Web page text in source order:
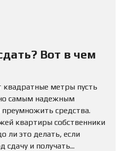
Вот в чем
метры пусть
самым надежным
средства.
квартиры собственники
ли это делать, если
сдачу и получать...